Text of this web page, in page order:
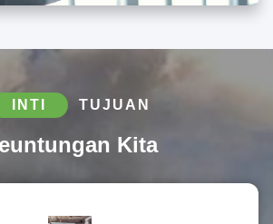
INTI TUJUAN
Kita